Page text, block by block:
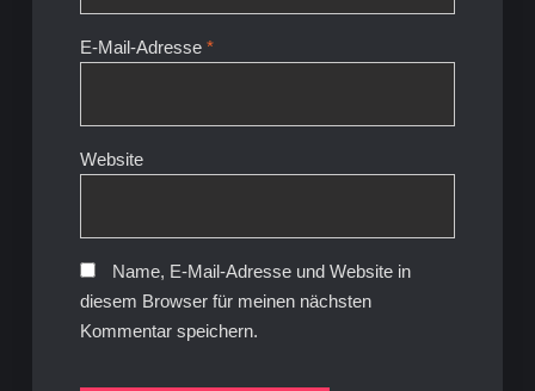
E-Mail-Adresse *
Website
Name, E-Mail-Adresse und Website in
diesem Browser für meinen nächsten
Kommentar speichern.